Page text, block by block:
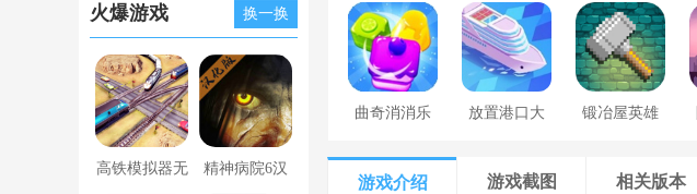
火爆游戏 换一换
高铁模拟器无 精神病院6汉
曲奇消消乐 放置港口大 锻冶屋英雄
游戏介绍 游戏截图 相关版本